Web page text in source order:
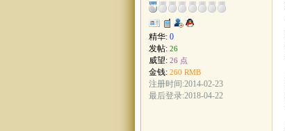
精华: 0
发帖: 26
威望: 26 点
金钱: 260 RMB
注册时间:2014-02-23
最后登录:2018-04-22